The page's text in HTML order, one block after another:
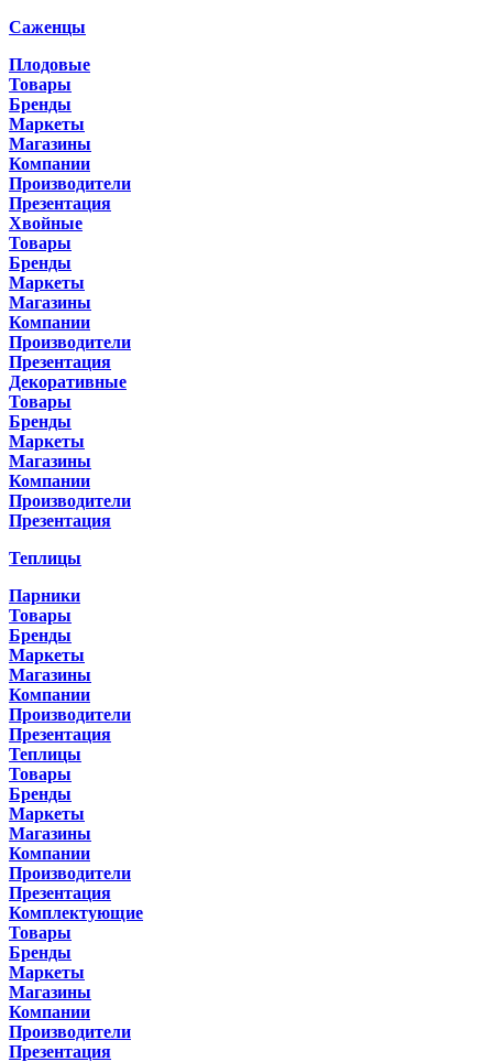
Саженцы
Плодовые
Товары
Бренды
Маркеты
Магазины
Компании
Производители
Презентация
Хвойные
Товары
Бренды
Маркеты
Магазины
Компании
Производители
Презентация
Декоративные
Товары
Бренды
Маркеты
Магазины
Компании
Производители
Презентация
Теплицы
Парники
Товары
Бренды
Маркеты
Магазины
Компании
Производители
Презентация
Теплицы
Товары
Бренды
Маркеты
Магазины
Компании
Производители
Презентация
Комплектующие
Товары
Бренды
Маркеты
Магазины
Компании
Производители
Презентация